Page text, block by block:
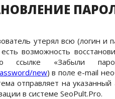
утерял всю (логин
возможность
ссылке «Забыли
new) в полеe-mail
отправляет на
в системе SeoPult.Pro.